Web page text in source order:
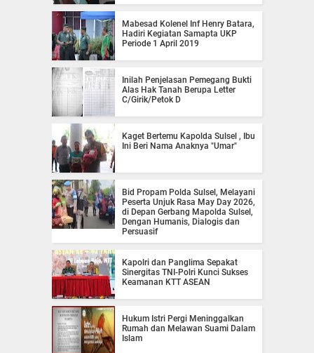
Mabesad Kolenel Inf Henry Batara,
Hadiri Kegiatan Samapta UKP
Periode 1 April 2019
Inilah Penjelasan Pemegang Bukti
Alas Hak Tanah Berupa Letter
C/Girik/Petok D
Kaget Bertemu Kapolda Sulsel , Ibu
Ini Beri Nama Anaknya "Umar"
Bid Propam Polda Sulsel, Melayani
Peserta Unjuk Rasa May Day 2026,
di Depan Gerbang Mapolda Sulsel,
Dengan Humanis, Dialogis dan
Persuasif
Kapolri dan Panglima Sepakat
Sinergitas TNI-Polri Kunci Sukses
Keamanan KTT ASEAN
Hukum Istri Pergi Meninggalkan
Rumah dan Melawan Suami Dalam
Islam